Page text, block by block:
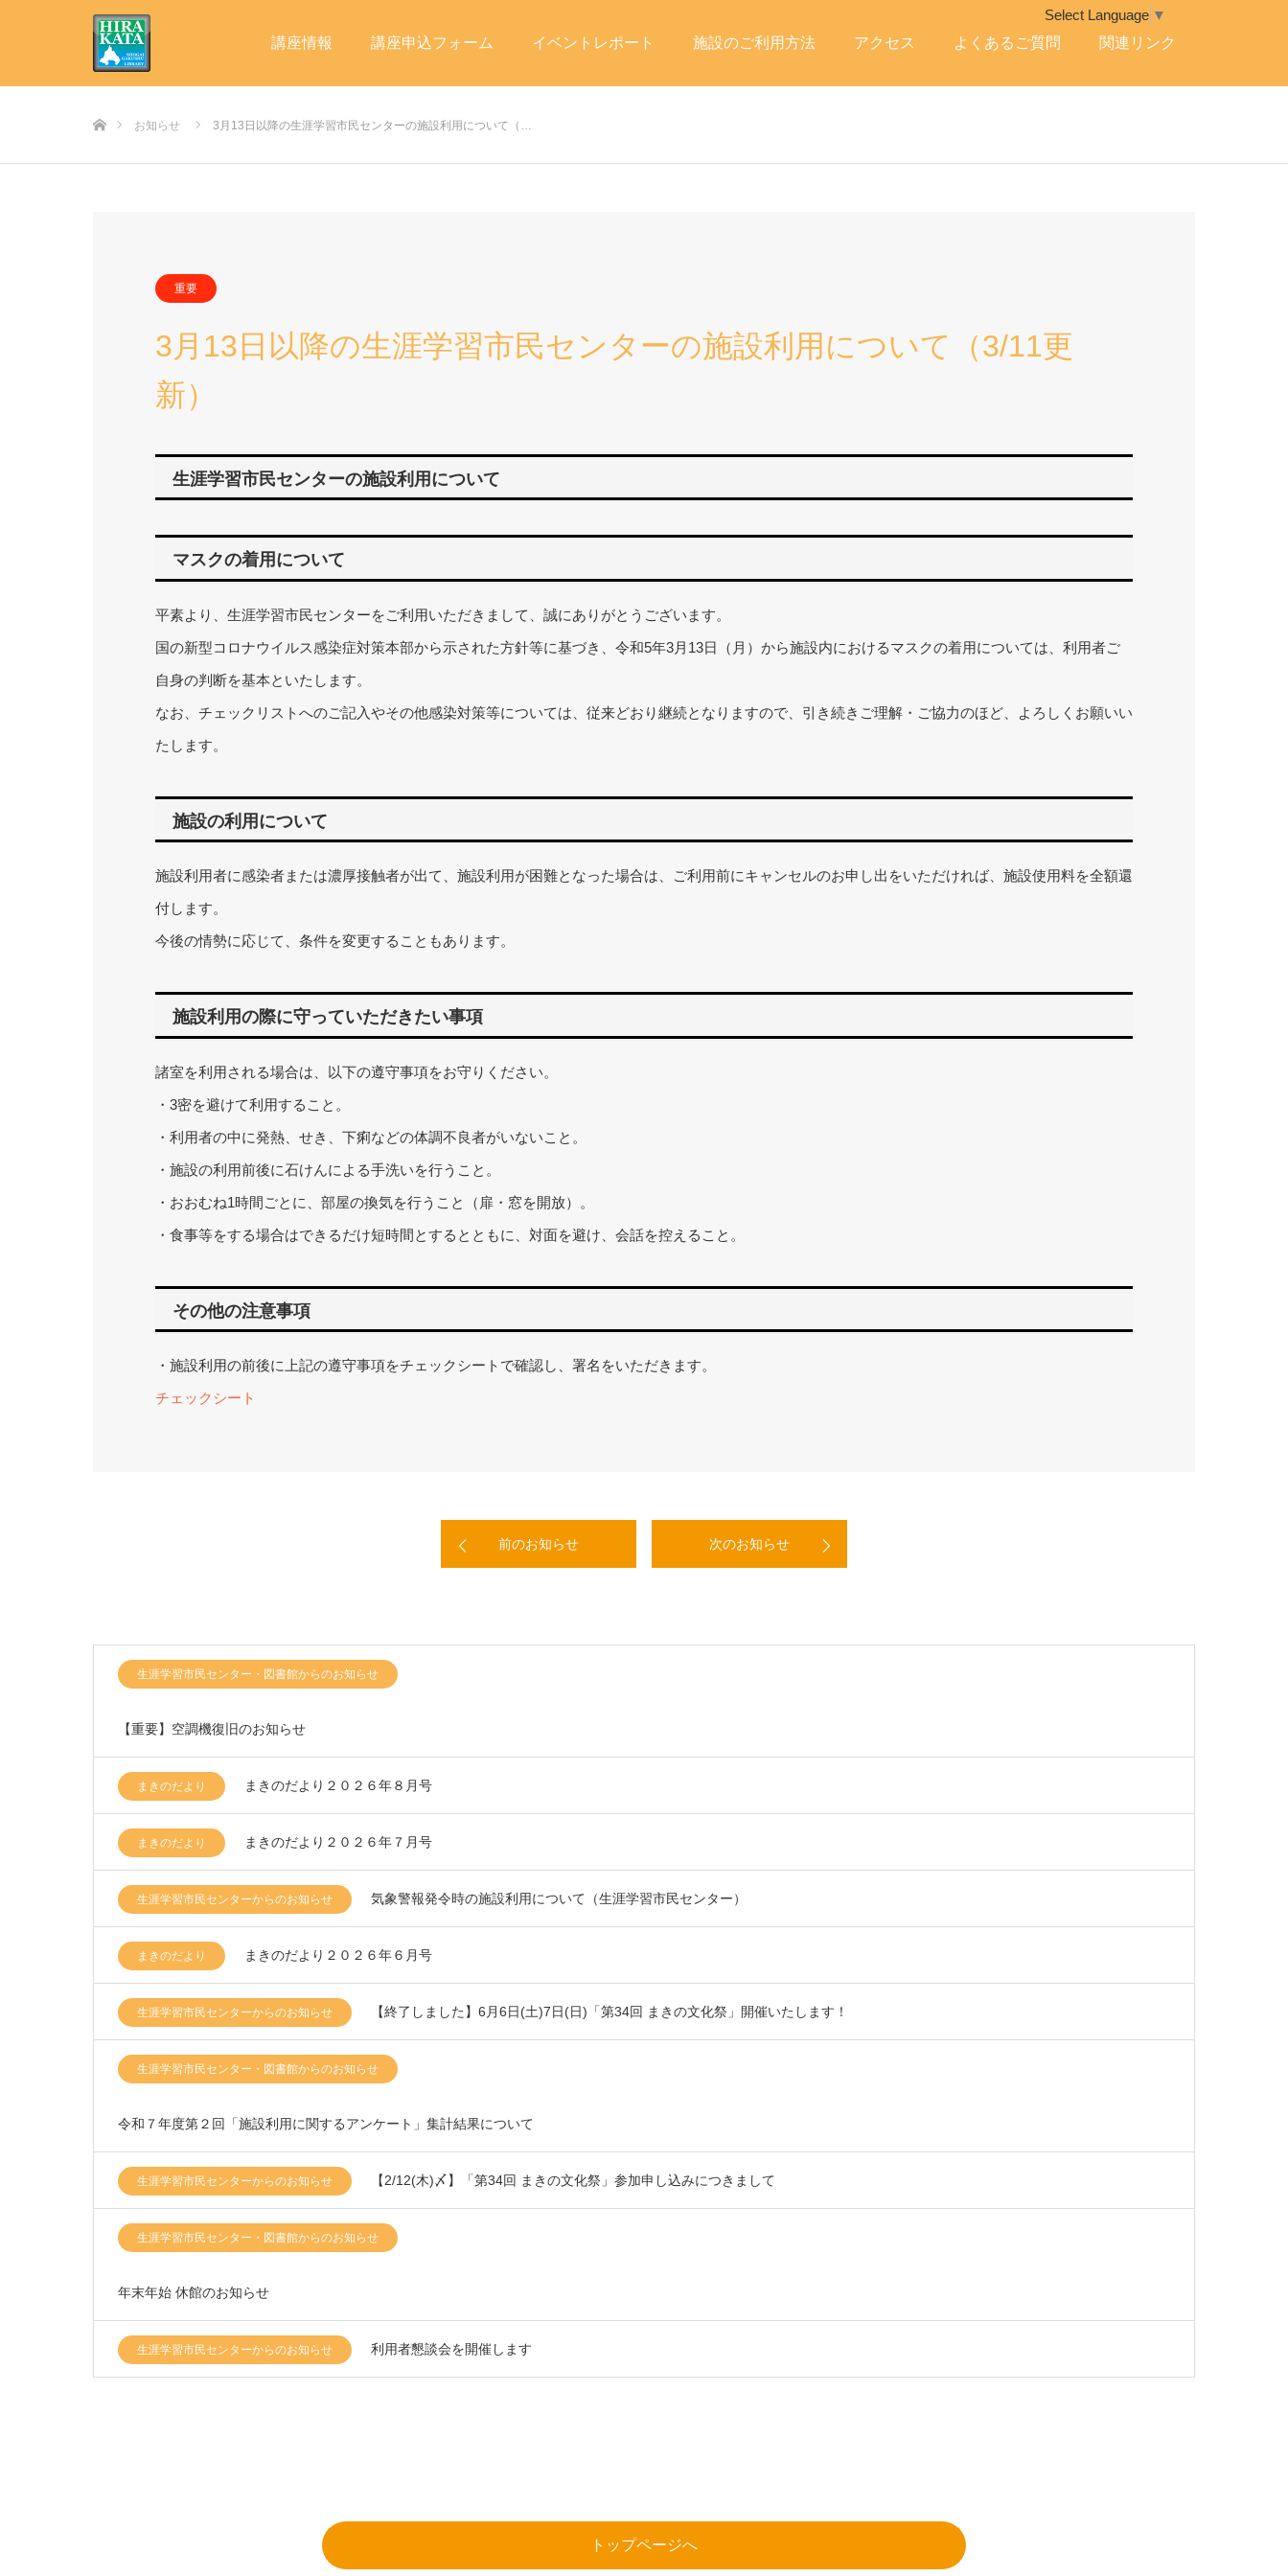
講座情報 講座申込フォーム イベントレポート 施設のご利用方法 アクセス よくあるご質問 関連リンク
Select Language ▼
お知らせ 3月13日以降の生涯学習市民センターの施設利用について（…
重要
3月13日以降の生涯学習市民センターの施設利用について（3/11更
新）
生涯学習市民センターの施設利用について
マスクの着用について
平素より、生涯学習市民センターをご利用いただきまして、誠にありがとうございます。
国の新型コロナウイルス感染症対策本部から示された方針等に基づき、令和5年3月13日（月）から施設内におけるマスクの着用については、利用者ご
自身の判断を基本といたします。
なお、チェックリストへのご記入やその他感染対策等については、従来どおり継続となりますので、引き続きご理解・ご協力のほど、よろしくお願いい
たします。
施設の利用について
施設利用者に感染者または濃厚接触者が出て、施設利用が困難となった場合は、ご利用前にキャンセルのお申し出をいただければ、施設使用料を全額還
付します。
今後の情勢に応じて、条件を変更することもあります。
施設利用の際に守っていただきたい事項
諸室を利用される場合は、以下の遵守事項をお守りください。
・3密を避けて利用すること。
・利用者の中に発熱、せき、下痢などの体調不良者がいないこと。
・施設の利用前後に石けんによる手洗いを行うこと。
・おおむね1時間ごとに、部屋の換気を行うこと（扉・窓を開放）。
・食事等をする場合はできるだけ短時間とするとともに、対面を避け、会話を控えること。
その他の注意事項
・施設利用の前後に上記の遵守事項をチェックシートで確認し、署名をいただきます。
チェックシート
前のお知らせ 次のお知らせ
生涯学習市民センター・図書館からのお知らせ
【重要】空調機復旧のお知らせ
まきのだより まきのだより２０２６年８月号
まきのだより まきのだより２０２６年７月号
生涯学習市民センターからのお知らせ 気象警報発令時の施設利用について（生涯学習市民センター）
まきのだより まきのだより２０２６年６月号
生涯学習市民センターからのお知らせ 【終了しました】6月6日(土)7日(日)「第34回 まきの文化祭」開催いたします！
生涯学習市民センター・図書館からのお知らせ
令和７年度第２回「施設利用に関するアンケート」集計結果について
生涯学習市民センターからのお知らせ 【2/12(木)〆】「第34回 まきの文化祭」参加申し込みにつきまして
生涯学習市民センター・図書館からのお知らせ
年末年始 休館のお知らせ
生涯学習市民センターからのお知らせ 利用者懇談会を開催します
トップページへ